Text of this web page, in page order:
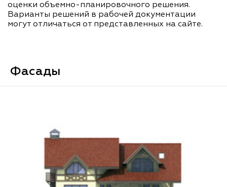
оценки объемно-планировочного решения.
Варианты решений в рабочей документации
могут отличаться от представленных на сайте.
Фасады